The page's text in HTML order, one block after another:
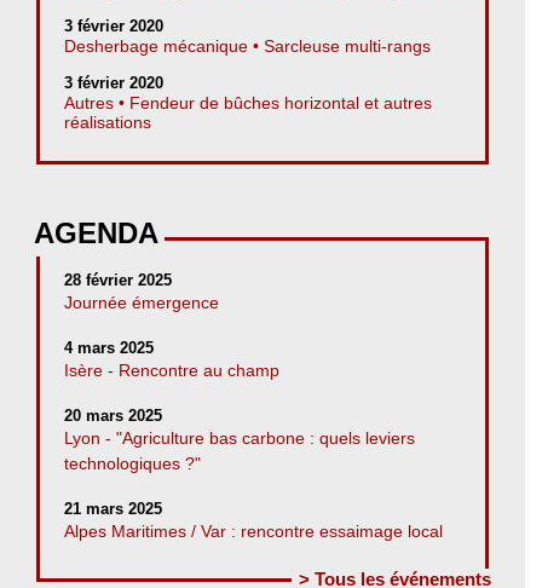
3 février 2020
Desherbage mécanique • Sarcleuse multi-rangs
3 février 2020
Autres • Fendeur de bûches horizontal et autres
réalisations
AGENDA
28 février 2025
Journée émergence
4 mars 2025
Isère - Rencontre au champ
20 mars 2025
Lyon - "Agriculture bas carbone : quels leviers
technologiques ?"
21 mars 2025
Alpes Maritimes / Var : rencontre essaimage local
> Tous les événements